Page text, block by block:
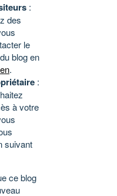
:
des
le
blog en
.
:
à votre
suivant
ce blog